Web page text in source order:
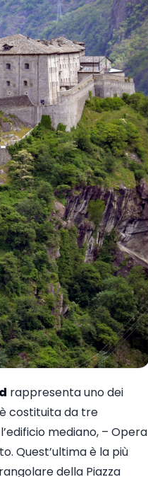
rappresenta uno dei
costituita da tre
mediano, – Opera
Quest’ultima è la più
della Piazza